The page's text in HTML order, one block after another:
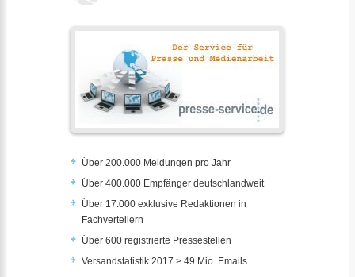
Über 200.000 Meldungen pro Jahr
Über 400.000 Empfänger deutschlandweit
Über 17.000 exklusive Redaktionen in
Fachverteilern
Über 600 registrierte Pressestellen
Versandstatistik 2017 > 49 Mio. Emails